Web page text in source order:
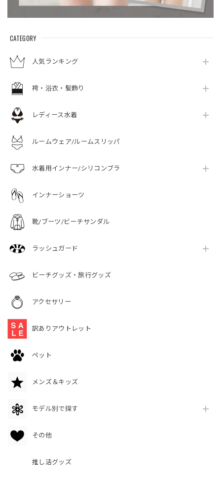
CATEGORY
人気ランキング
袴・浴衣・髪飾り
レディース水着
ルームウェア/ルームスリッパ
水着用インナー/シリコンブラ
インナーショーツ
靴/ブーツ/ビーチサンダル
ラッシュガード
ビーチグッズ・旅行グッズ
アクセサリー
訳ありアウトレット
ペット
メンズ＆キッズ
モデル別で探す
その他
推し活グッズ